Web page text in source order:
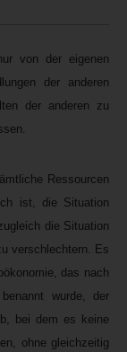
von der eigenen
der anderen
der anderen zu
Ressourcen
ist, die Situation
die Situation
verschlechtern. Es
das nach
wurde, der
bei dem es keine
ohne gleichzeitig